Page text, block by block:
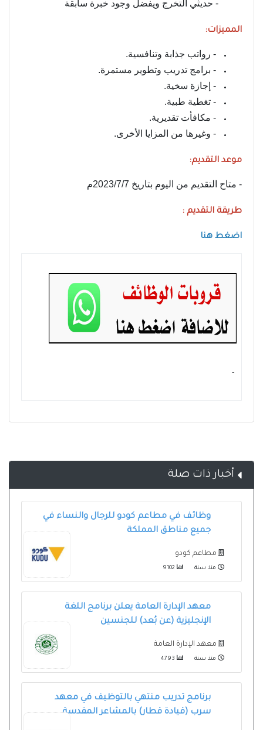
- حديثي التخرج ويفضل وجود خبرة سابقة
المميزات:
- رواتب جذابة وتنافسية.
- برامج تدريب وتطوير مستمرة.
- إجازة سخية.
- تغطية طبية.
- مكافأت تقديرية.
- وغيرها من المزايا الأخرى.
موعد التقديم:
- متاح التقديم من اليوم بتاريخ 2023/7/7م
طريقة التقديم :
اضغط هنا
- ‏
أخبار ذات صلة
وظائف في مطاعم كودو للرجال والنساء في
جميع مناطق المملكة
مطاعم كودو
منذ سنة
معهد الإدارة العامة يعلن برنامج اللغة
الإنجليزية (عن بُعد) للجنسين
معهد الإدارة العامة
منذ سنة
برنامج تدريب منتهي بالتوظيف في معهد
سرب (قيادة قطار) بالمشاعر المقدسة